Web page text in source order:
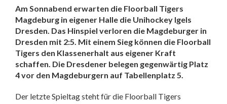
Am Sonnabend erwarten die Floorball Tigers
Magdeburg in eigener Halle die Unihockey Igels
Dresden. Das Hinspiel verloren die Magdeburger in
Dresden mit 2:5. Mit einem Sieg können die Floorball
Tigers den Klassenerhalt aus eigener Kraft
schaffen. Die Dresdener belegen gegenwärtig Platz
4 vor den Magdeburgern auf Tabellenplatz 5.
Der letzte Spieltag steht für die Floorball Tigers